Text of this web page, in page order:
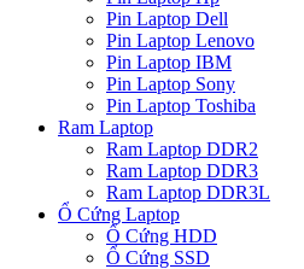
Pin Laptop Dell
Pin Laptop Lenovo
Pin Laptop IBM
Pin Laptop Sony
Pin Laptop Toshiba
Ram Laptop
Ram Laptop DDR2
Ram Laptop DDR3
Ram Laptop DDR3L
Ổ Cứng Laptop
Ổ Cứng HDD
Ổ Cứng SSD